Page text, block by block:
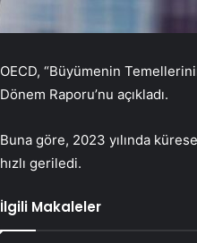
OECD, “Büyümenin
Dönem Raporu’nu açıkladı.
Buna göre, 2023 yılında
hızlı geriledi.
İlgili Makaleler